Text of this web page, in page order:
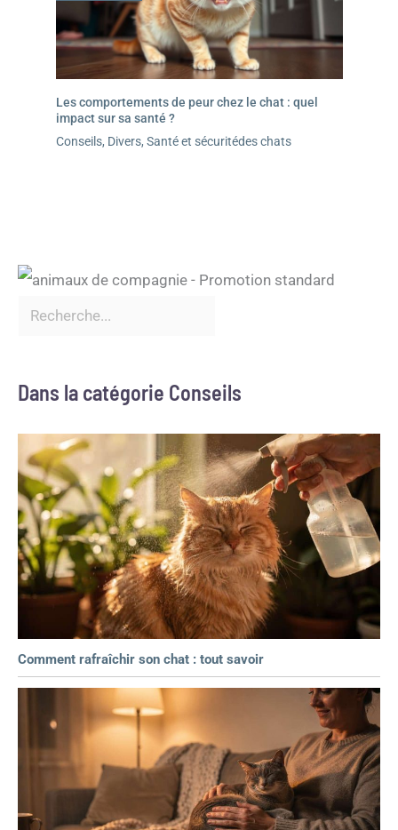
Les comportements de peur chez le chat : quel
impact sur sa santé ?
Conseils, Divers, Santé et sécuritédes chats
Dans la catégorie Conseils
Comment rafraîchir son chat : tout savoir